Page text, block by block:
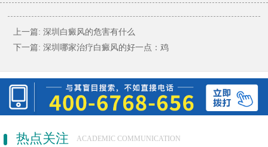
上一篇: 深圳白癜风的危害有什么
下一篇: 深圳哪家治疗白癜风的好一点：鸡
热点关注 ACADEMIC COMMUNICATION